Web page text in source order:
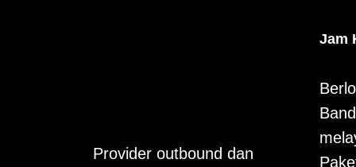
Provider outbound dan
Jam